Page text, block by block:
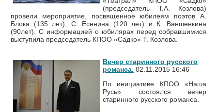
(председатель Т.А. Козлова)
провели мероприятие, посвященное юбилеям поэтов А.
Блока (135 лет), С. Есенина (120 лет) и К. Ваншенкина
(90лет). С информацией о юбилярах перед собравшимися
выступила председатель КПОО «Садко» Т. Козлова.
Вечер старинного русского
романса. 02.11.2015 16:46
По инициативе КПОО «Наша
Русь» состоялся вечер
старинного русского романса.